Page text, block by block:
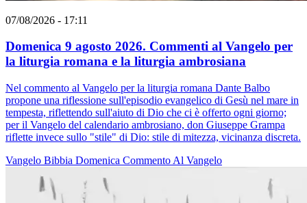
07/08/2026 - 17:11
Domenica 9 agosto 2026. Commenti al Vangelo per
la liturgia romana e la liturgia ambrosiana
Nel commento al Vangelo per la liturgia romana Dante Balbo
propone una riflessione sull'episodio evangelico di Gesù nel mare in
tempesta, riflettendo sull'aiuto di Dio che ci è offerto ogni giorno;
per il Vangelo del calendario ambrosiano, don Giuseppe Grampa
riflette invece sullo "stile" di Dio: stile di mitezza, vicinanza discreta.
Vangelo Bibbia Domenica Commento Al Vangelo